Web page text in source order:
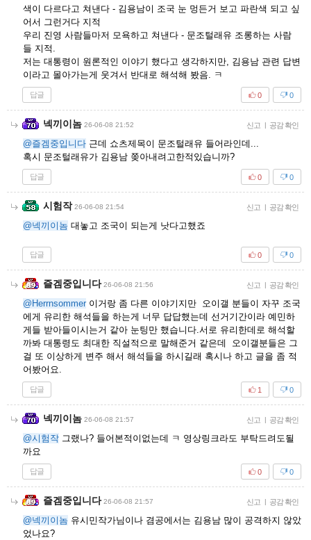
색이 다르다고 쳐낸다 - 김용남이 조국 눈 멍든거 보고 파란색 되고 싶
어서 그런거다 지적
우리 진영 사람들마저 모욕하고 쳐낸다 - 문조털래유 조롱하는 사람
들 지적.
저는 대통령이 원론적인 이야기 했다고 생각하지만, 김용남 관련 답변
이라고 몰아가는게 웃겨서 반대로 해석해 봤음. ㅋ
답글 0
0
넥끼이놈 26-06-08 21:52 신고 | 공감 확인
@즐겜중입니다 근데 쇼츠제목이 문조털래유 들어라인데...
혹시 문조털래유가 김용남 쫒아내려고한적있습니까?
답글 0
0
시험작 26-06-08 21:54 신고 | 공감 확인
@넥끼이놈 대놓고 조국이 되는게 낫다고했죠
답글 0
0
즐겜중입니다 26-06-08 21:56 신고 | 공감 확인
@Herrnsommer이거랑 좀 다른 이야기지만 오이갤 분들이 자꾸 조국
에게 유리한 해석들을 하는게 너무 답답했는데 선거기간이라 예민하
게들 받아들이시는거 같아 눈팅만 했습니다.서로 유리한데로 해석할
까봐 대통령도 최대한 직설적으로 말해준거 같은데 오이갤분들은 그
걸 또 이상하게 변주 해서 해석들을 하시길래 혹시나 하고 글을 좀 적
어봤어요.
답글 0
1
넥끼이놈 26-06-08 21:57 신고 | 공감 확인
@시험작 그랬나? 들어본적이없는데 ㅋ 영상링크라도 부탁드려도될
까요
답글 0
0
즐겜중입니다 26-06-08 21:57 신고 | 공감 확인
@넥끼이놈 유시민작가님이나 겸공에서는 김용남 많이 공격하지 않았
었나요?